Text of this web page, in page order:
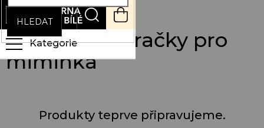
Přejít
obsah
HLEDAT
NÁKUPNÍ
KOŠÍK
Senzorické hračky pro
miminka
Produkty teprve připravujeme.